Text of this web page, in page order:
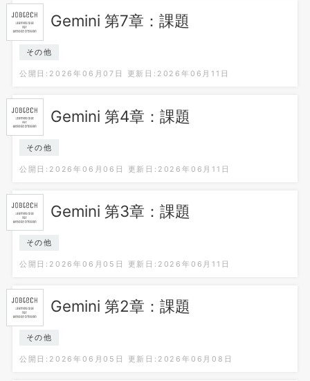
Gemini 第7章：課題
その他
公開日:2026年06月07日 更新日:2026年06月11日
Gemini 第4章：課題
その他
公開日:2026年06月06日 更新日:2026年06月11日
Gemini 第3章：課題
その他
公開日:2026年06月05日 更新日:2026年06月11日
Gemini 第2章：課題
その他
公開日:2026年06月05日 更新日:2026年06月08日